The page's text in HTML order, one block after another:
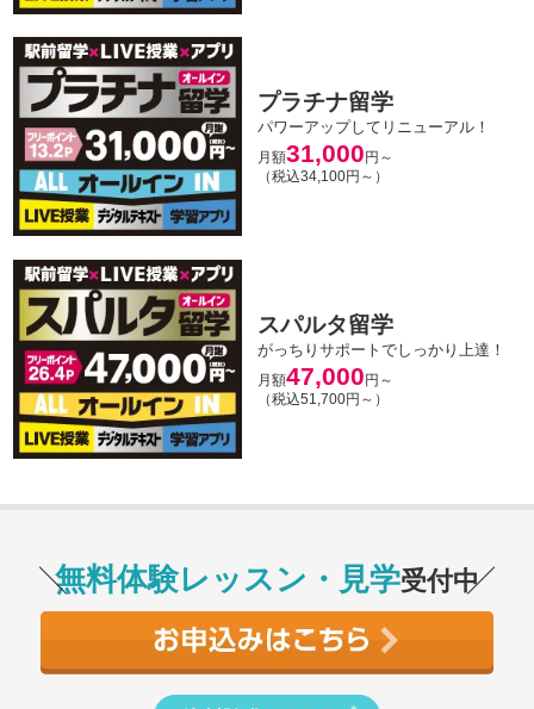
プラチナ留学
パワーアップしてリニューアル！
月額31,000 円～
（税込34,100円～）
スパルタ留学
がっちりサポートでしっかり上達！
月額47,000 円～
（税込51,700円～）
無料体験レッスン・見学受付中